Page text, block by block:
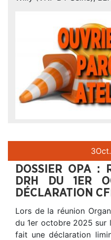
3Oct.
DOSSIER OPA :
DRH DU 1ER
DÉCLARATION
Lors de la réunion
du 1er octobre 2025 sur
fait une déclaration